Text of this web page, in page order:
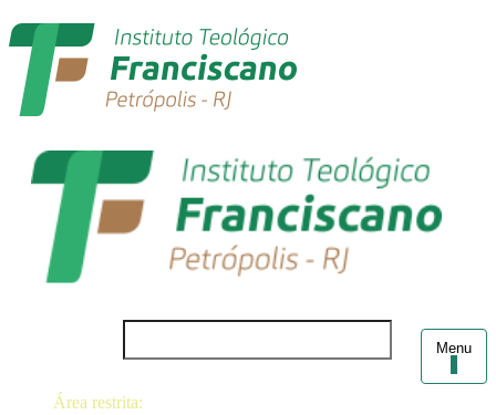
Menu
Área restrita: